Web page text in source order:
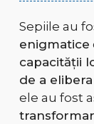
Sepiile au
enigmatice
capacității
de a
ele au fost